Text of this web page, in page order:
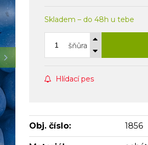
Skladem – do 48h u tebe
šňůra
Hlídací pes
Obj. číslo: 1856